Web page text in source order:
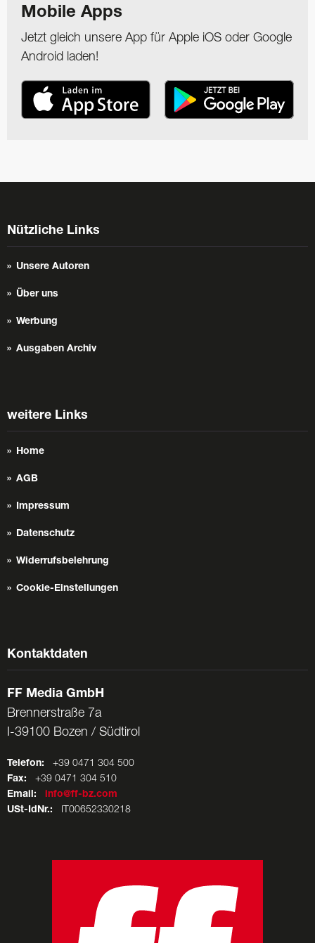
Mobile Apps
Jetzt gleich unsere App für Apple iOS oder Google
Android laden!
Nützliche Links
Unsere Autoren
Über uns
Werbung
Ausgaben Archiv
weitere Links
Home
AGB
Impressum
Datenschutz
Widerrufsbelehrung
Cookie-Einstellungen
Kontaktdaten
FF Media GmbH
Brennerstraße 7a
I-39100 Bozen / Südtirol
Telefon: +39 0471 304 500
Fax: +39 0471 304 510
Email:
info@ff-bz.com
USt-IdNr.: IT00652330218